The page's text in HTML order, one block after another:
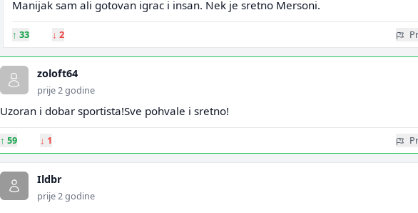
Manijak sam ali gotovan igrac i insan. Nek je sretno Mersoni.
↑ 33 ↓ 2
zoloft64
prije 2 godine
Uzoran i dobar sportista!Sve pohvale i sretno!
↑ 59 ↓ 1
Ildbr
prije 2 godine